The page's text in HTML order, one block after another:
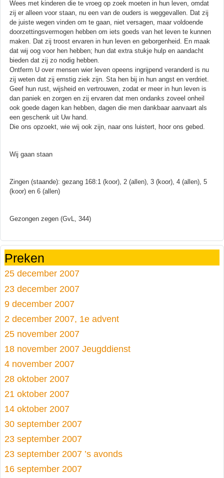
Wees met kinderen die te vroeg op zoek moeten in hun leven, omdat
zij er alleen voor staan, nu een van de ouders is weggevallen. Dat zij
de juiste wegen vinden om te gaan, niet versagen, maar voldoende
doorzettingsvermogen hebben om iets goeds van het leven te kunnen
maken. Dat zij troost ervaren in hun leven en geborgenheid. En maak
dat wij oog voor hen hebben; hun dat extra stukje hulp en aandacht
bieden dat zij zo nodig hebben.
Ontferm U over mensen wier leven opeens ingrijpend veranderd is nu
zij weten dat zij ernstig ziek zijn. Sta hen bij in hun angst en verdriet.
Geef hun rust, wijsheid en vertrouwen, zodat er meer in hun leven is
dan paniek en zorgen en zij ervaren dat men ondanks zoveel onheil
ook goede dagen kan hebben, dagen die men dankbaar aanvaart als
een geschenk uit Uw hand.
Die ons opzoekt, wie wij ook zijn, naar ons luistert, hoor ons gebed.
Wij gaan staan
Zingen (staande): gezang 168:1 (koor), 2 (allen), 3 (koor), 4 (allen), 5
(koor) en 6 (allen)
Gezongen zegen (GvL, 344)
Preken
25 december 2007
23 december 2007
9 december 2007
2 december 2007, 1e advent
25 november 2007
18 november 2007 Jeugddienst
4 november 2007
28 oktober 2007
21 oktober 2007
14 oktober 2007
30 september 2007
23 september 2007
23 september 2007 ’s avonds
16 september 2007